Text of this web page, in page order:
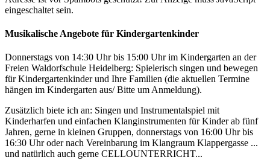
eingeschaltet sein.
Musikalische Angebote für Kindergartenkinder
Donnerstags von 14:30 Uhr bis 15:00 Uhr im Kindergarten an der
Freien Waldorfschule Heidelberg: Spielerisch singen und bewegen
für Kindergartenkinder und Ihre Familien (die aktuellen Termine
hängen im Kindergarten aus/ Bitte um Anmeldung).
Zusätzlich biete ich an: Singen und Instrumentalspiel mit
Kinderharfen und einfachen Klanginstrumenten für Kinder ab fünf
Jahren, gerne in kleinen Gruppen, donnerstags von 16:00 Uhr bis
16:30 Uhr oder nach Vereinbarung im Klangraum Klappergasse ...
und natürlich auch gerne CELLOUNTERRICHT...